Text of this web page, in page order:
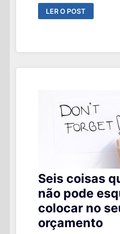
BLACK
FRIDAY?
13º
MELHOR
QUE
LER O POST
Seis coisas
não pode
colocar no
orçamento